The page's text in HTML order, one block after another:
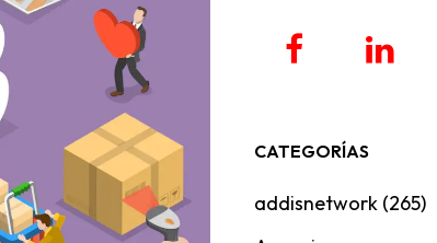
CATEGORÍAS
addisnetwork (265)